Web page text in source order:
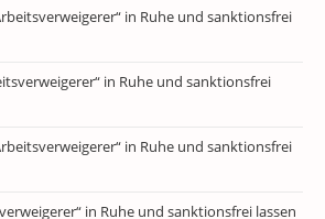
in Ruhe und sanktionsfrei
in Ruhe und sanktionsfrei
in Ruhe und sanktionsfrei
in Ruhe und sanktionsfrei lassen